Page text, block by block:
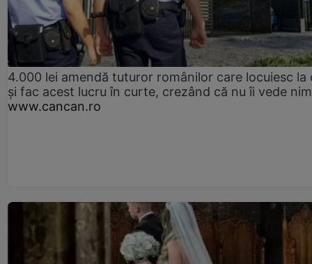
4.000 lei amendă tuturor românilor care locuiesc la
și fac acest lucru în curte, crezând că nu îi vede
www.cancan.ro